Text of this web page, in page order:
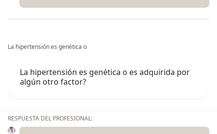
La hipertensión es genética o
La hipertensión es genética o es adquirida por
algún otro factor?
RESPUESTA DEL PROFESIONAL: